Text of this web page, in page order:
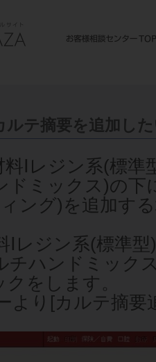
ルテ摘要を追加し
料Ⅰレジン系(標
ドミックス)の下
ング)を追加す
レジン系(標準型
チハンドミック
をします。
り[カルテ摘要